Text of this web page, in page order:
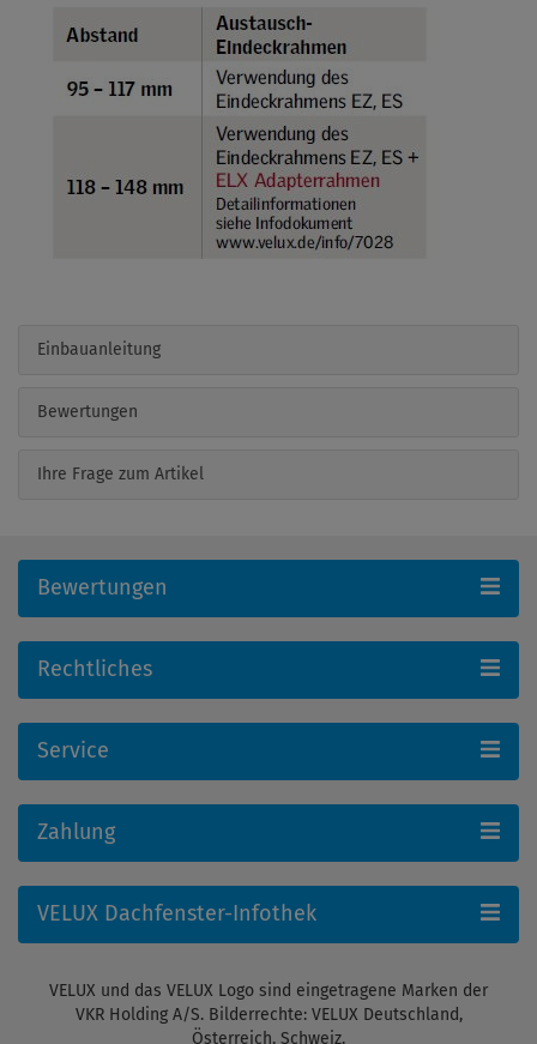
Einbauanleitung
Bewertungen
Ihre Frage zum Artikel
Bewertungen
Rechtliches
Service
Zahlung
VELUX Dachfenster-Infothek
VELUX und das VELUX Logo sind eingetragene Marken der
VKR Holding A/S. Bilderrechte: VELUX Deutschland,
Österreich, Schweiz.